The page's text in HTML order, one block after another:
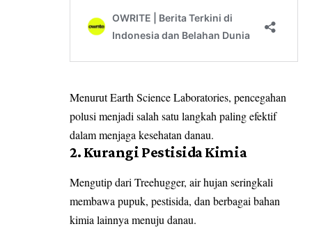
Menurut Earth Science Laboratories, pencegahan
polusi menjadi salah satu langkah paling efektif
dalam menjaga kesehatan danau.
2. Kurangi Pestisida Kimia
Mengutip dari Treehugger, air hujan seringkali
membawa pupuk, pestisida, dan berbagai bahan
kimia lainnya menuju danau.